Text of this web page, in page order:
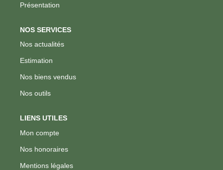
Présentation
NOS SERVICES
Nos actualités
Estimation
Nos biens vendus
Nos outils
LIENS UTILES
Mon compte
Nos honoraires
Mentions légales